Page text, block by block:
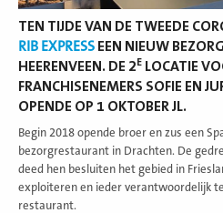
TEN TIJDE VAN DE TWEEDE
RIB EXPRESS EEN NIEUW
HEERENVEEN. DE 2E LOCATIE
FRANCHISENEMERS SOFIE EN
OPENDE OP 1 OKTOBER JL.
Begin 2018 opende broer en zus een
bezorgrestaurant in Drachten. De
deed hen besluiten het gebied in
exploiteren en ieder verantwoordelijk
restaurant.